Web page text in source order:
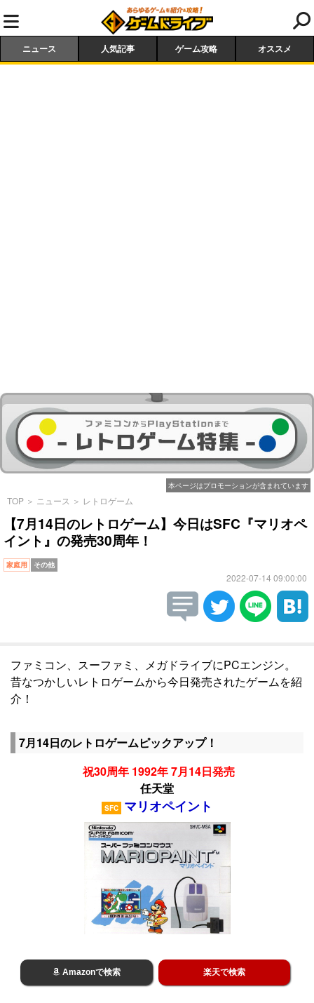
ニュース 人気記事 ゲーム攻略 オススメ
本ページはプロモーションが含まれています
TOP ＞ ニュース ＞ レトロゲーム
【7月14日のレトロゲーム】今日はSFC『マリオペ
イント』の発売30周年！
家庭用 その他
2022-07-14 09:00:00
ファミコン、スーファミ、メガドライブにPCエンジン。
昔なつかしいレトロゲームから今日発売されたゲームを紹
介！
7月14日のレトロゲームピックアップ！
祝30周年 1992年 7月14日発売
任天堂
SFC マリオペイント
Amazonで検索 楽天で検索